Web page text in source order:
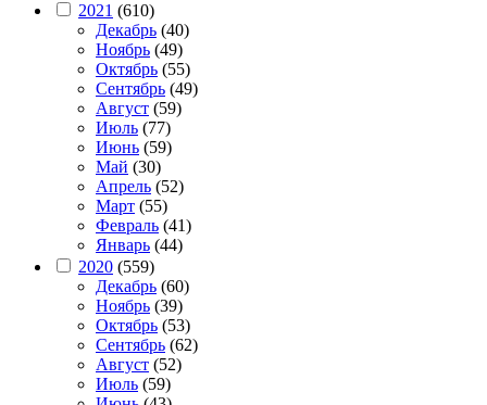
2021 (610)
Декабрь (40)
Ноябрь (49)
Октябрь (55)
Сентябрь (49)
Август (59)
Июль (77)
Июнь (59)
Май (30)
Апрель (52)
Март (55)
Февраль (41)
Январь (44)
2020 (559)
Декабрь (60)
Ноябрь (39)
Октябрь (53)
Сентябрь (62)
Август (52)
Июль (59)